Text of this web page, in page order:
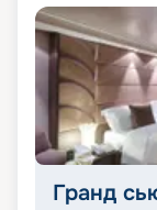
Гранд